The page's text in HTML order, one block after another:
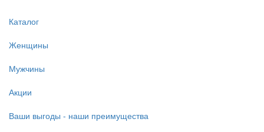
Каталог
Женщины
Мужчины
Акции
Ваши выгоды - наши преимущества